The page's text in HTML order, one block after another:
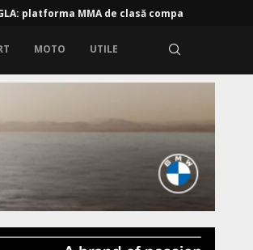
platforma MMA de clasă compactă,...
MOTO UTILE